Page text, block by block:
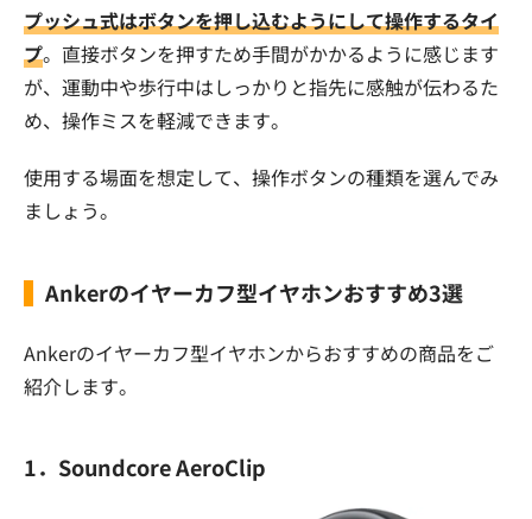
プッシュ式はボタンを押し込むようにして操作するタイ
プ。直接ボタンを押すため手間がかかるように感じます
が、運動中や歩行中はしっかりと指先に感触が伝わるた
め、操作ミスを軽減できます。
使用する場面を想定して、操作ボタンの種類を選んでみ
ましょう。
Ankerのイヤーカフ型イヤホンおすすめ3選
Ankerのイヤーカフ型イヤホンからおすすめの商品をご
紹介します。
1．Soundcore AeroClip